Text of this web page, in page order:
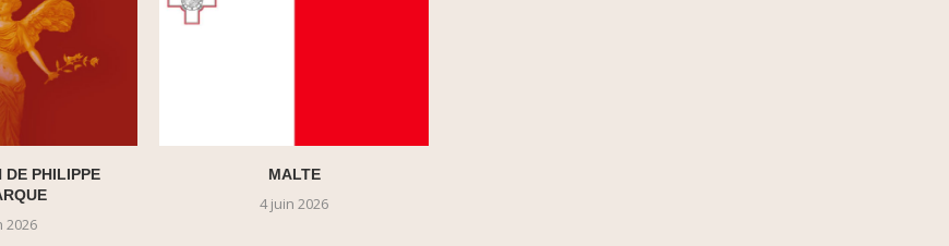
DE PHILIPPE
2026
MALTE
4 juin 2026